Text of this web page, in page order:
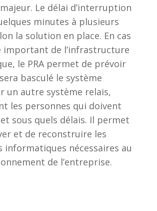
Le délai d’interruption
minutes à plusieurs
la solution en place. En cas
important de l’infrastructure
le PRA permet de prévoir
basculé le système
un autre système relais,
les personnes qui doivent
sous quels délais. Il permet
et de reconstruire les
informatiques nécessaires au
de l’entreprise.